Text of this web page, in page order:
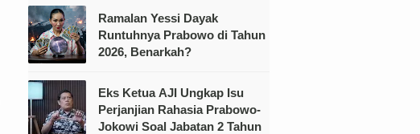
Ramalan Yessi Dayak
Runtuhnya Prabowo di Tahun
2026, Benarkah?
Eks Ketua AJI Ungkap Isu
Perjanjian Rahasia Prabowo-
Jokowi Soal Jabatan 2 Tahun